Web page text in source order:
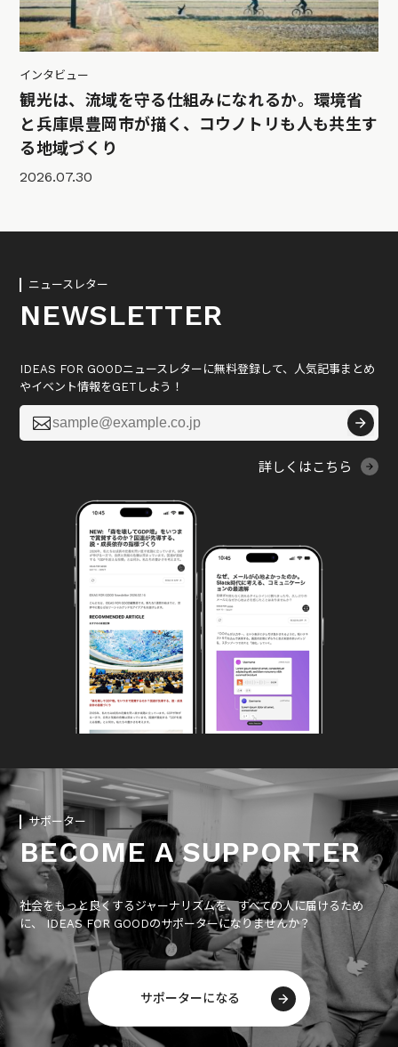
インタビュー
観光は、流域を守る仕組みになれるか。環境省
と兵庫県豊岡市が描く、コウノトリも人も共生す
る地域づくり
2026.07.30
ニュースレター
NEWSLETTER
IDEAS FOR GOODニュースレターに無料登録して、人気記事まとめ
やイベント情報をGETしよう！

詳しくはこちら
サポーター
BECOME A SUPPORTER
社会をもっと良くするジャーナリズムを、すべての人に届けるため
に、 IDEAS FOR GOODのサポーターになりませんか？
サポーターになる